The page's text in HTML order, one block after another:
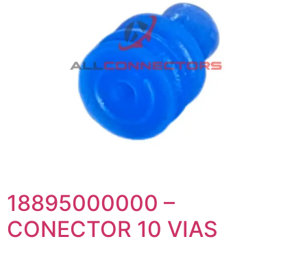
18895000000 –
CONECTOR 10 VIAS